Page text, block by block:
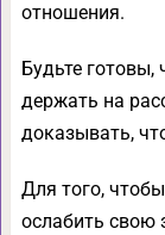
отношения.
Будьте
держать на
доказывать,
Для того,
ослабить свою